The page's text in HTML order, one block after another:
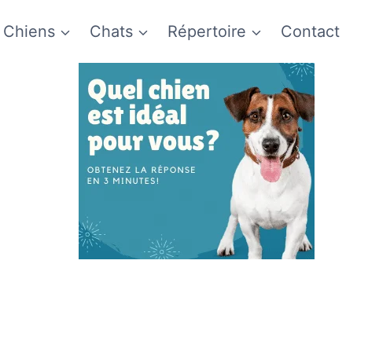
Chiens Chats Répertoire Contact